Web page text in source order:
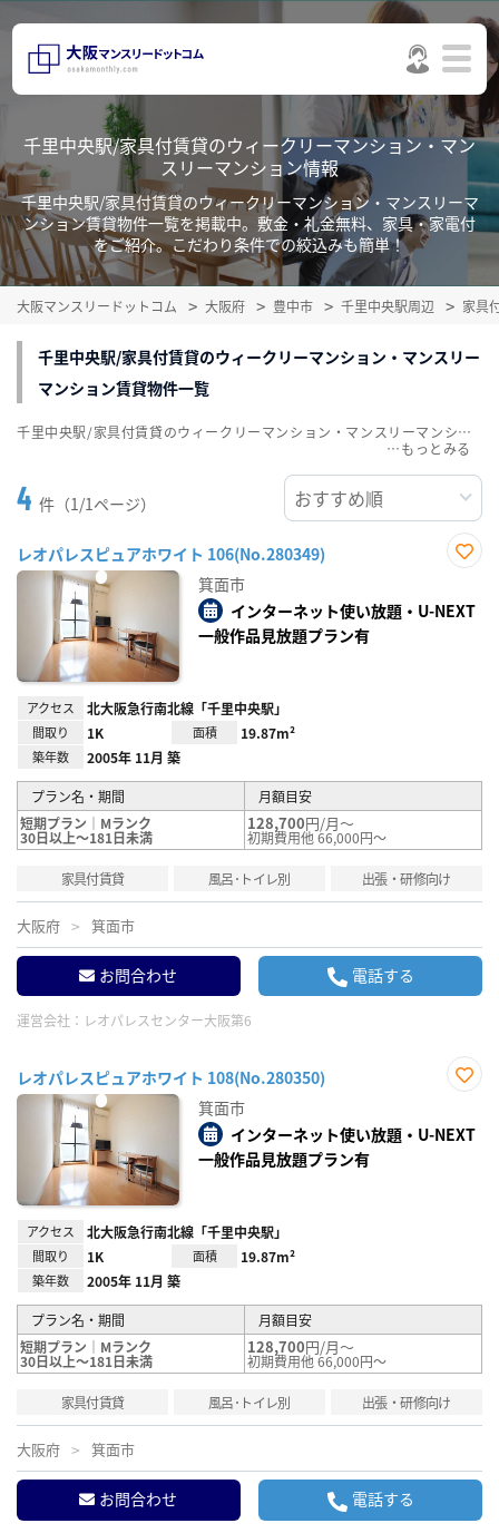
千里中央駅/家具付賃貸のウィークリーマンション・マン
スリーマンション情報
千里中央駅/家具付賃貸のウィークリーマンション・マンスリーマ
ンション賃貸物件一覧を掲載中。敷金・礼金無料、家具・家電付
をご紹介。こだわり条件での絞込みも簡単！
大阪マンスリードットコム 大阪府 豊中市 千里中央駅周辺 家具
千里中央駅/家具付賃貸のウィークリーマンション・マンスリー
マンション賃貸物件一覧
4 件（1/1ページ）
レオパレスピュアホワイト 106(No.280349)
り登
録
箕面市
インターネット使い放題・U-NEXT
一般作品見放題プラン有
アクセス 北大阪急行南北線「千里中央駅」
間取り 1K 面積 19.87m²
築年数 2005年 11月 築
プラン名・期間
月額目安
短期プラン｜Mランク
30日以上～181日未満
128,700円/月～
初期費用他 66,000円～
家具付賃貸 風呂･トイレ別 出張・研修向け
大阪府 箕面市
お問合わせ 電話する
運営会社： レオパレスセンター大阪第6
レオパレスピュアホワイト 108(No.280350)
り登
録
箕面市
インターネット使い放題・U-NEXT
一般作品見放題プラン有
アクセス 北大阪急行南北線「千里中央駅」
間取り 1K 面積 19.87m²
築年数 2005年 11月 築
プラン名・期間
月額目安
短期プラン｜Mランク
30日以上～181日未満
128,700円/月～
初期費用他 66,000円～
家具付賃貸 風呂･トイレ別 出張・研修向け
大阪府 箕面市
お問合わせ 電話する
千里中央駅/家具付賃貸のウィークリーマンション・マンスリーマンション賃貸物件一覧を掲載中。敷金・礼金無料、家具・家電付をご紹介。こだわり条件での絞込みも簡単！
…